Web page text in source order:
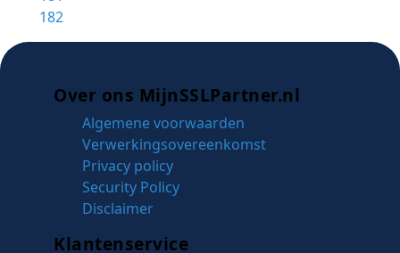
182
Over ons MijnSSLPartner.nl
Algemene voorwaarden
Verwerkingsovereenkomst
Privacy policy
Security Policy
Disclaimer
Klantenservice